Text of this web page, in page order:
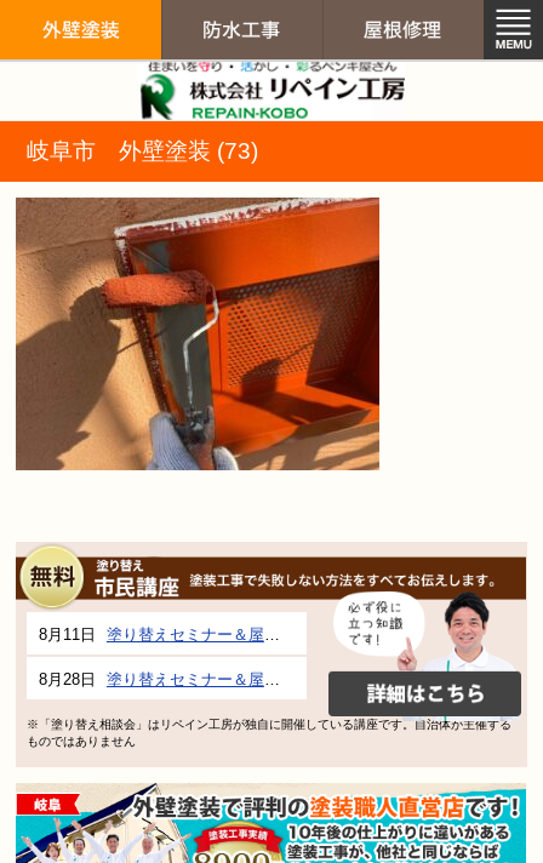
岐阜市 外壁塗装 (73)
8月11日 塗り替えセミナー＆屋根、外壁の塗り替え市民講座 inぎふメディアコスモス
8月28日 塗り替えセミナー＆屋根、外壁の塗り替え市民講座 inぎふメディアコスモス
※「塗り替え相談会」はリペイン工房が独自に開催している講座です。自治体が主催する
ものではありません